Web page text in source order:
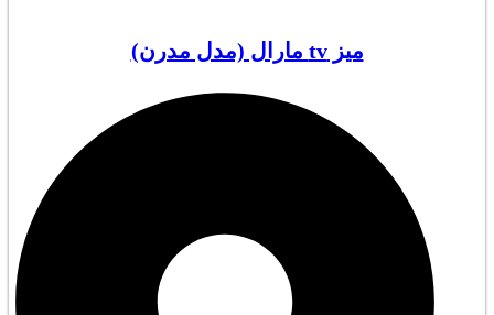
میز tv مارال (مدل مدرن)